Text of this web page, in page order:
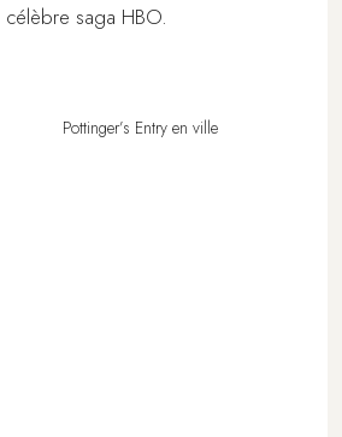
saga HBO.
Pottinger’s Entry en ville